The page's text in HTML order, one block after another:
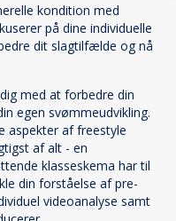
kondition med
på dine individuelle
dit slagtilfælde og nå
med at forbedre din
egen svømmeudvikling.
aspekter af freestyle
af alt - en
klasseskema har til
din forståelse af pre-
videoanalyse samt